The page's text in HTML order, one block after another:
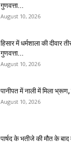
गुणवत्ता...
August 10, 2026
हिसार में धर्मशाला की दीवार
गुणवत्ता...
August 10, 2026
पानीपत में नाली में मिला
August 10, 2026
पार्षद के भतीजे की मौत के